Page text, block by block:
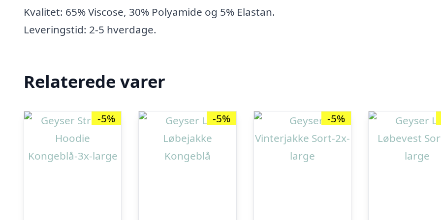
Kvalitet: 65% Viscose, 30% Polyamide og 5% Elastan.
Leveringstid: 2-5 hverdage.
Relaterede varer
-5% -5% -5%